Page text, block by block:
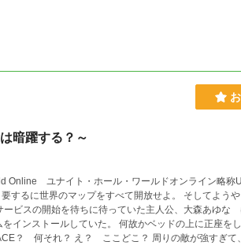
暗躍する？～
イト・ホール・ワールドオンライン略称UWWO ゲームのコン
べて開放せよ。 そしてようやく物語の始まりである12月20
ルしていた。 何故かベッドの上に正座をして。 そしてサービスが